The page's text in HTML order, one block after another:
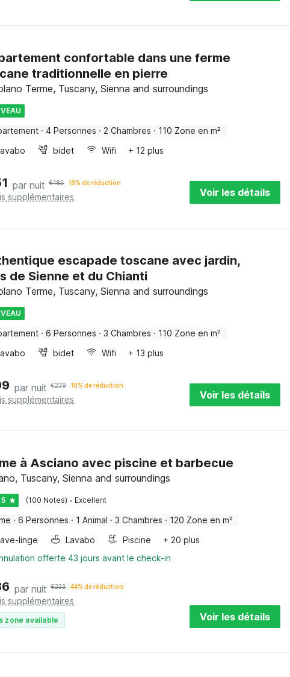
confortable dans une ferme
traditionnelle en pierre
Terme, Tuscany, Sienna and surroundings
· 4 Personnes · 2 Chambres · 110 Zone en m²
bidet Wifi + 12 plus
par nuit €182 18% de réduction
supplémentaires Voir les détails
escapade toscane avec jardin,
de Sienne et du Chianti
Terme, Tuscany, Sienna and surroundings
· 6 Personnes · 3 Chambres · 110 Zone en m²
bidet Wifi + 13 plus
par nuit €239 18% de réduction
supplémentaires Voir les détails
à Asciano avec piscine et barbecue
Tuscany, Sienna and surroundings
(100 Notes) · Excellent
· 6 Personnes · 1 Animal · 3 Chambres · 120 Zone en m²
linge
Lavabo Piscine
+ 20 plus
offerte 43 jours avant le check-in
par nuit €233 44% de réduction
supplémentaires
zone available Voir les détails